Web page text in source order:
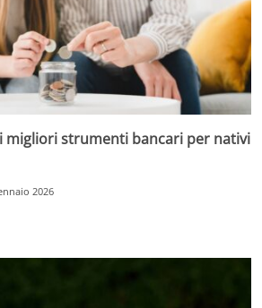
migliori strumenti bancari per nativi
2026